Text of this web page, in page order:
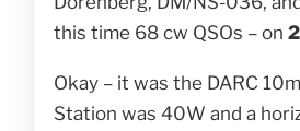
this time 68 cw QSOs – on
Okay – it was the DARC
Station was 40W and a